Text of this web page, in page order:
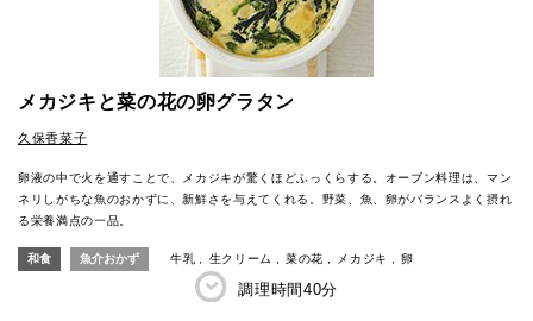
メカジキと菜の花の卵グラタン
久保香菜子
卵液の中で火を通すことで、メカジキが驚くほどふっくらする。オーブン料理は、マン
ネリしがちな魚のおかずに、新鮮さを与えてくれる。野菜、魚、卵がバランスよく摂れ
る栄養満点の一品。
和食 魚介おかず 牛乳 生クリーム 菜の花 メカジキ 卵
調理時間40分